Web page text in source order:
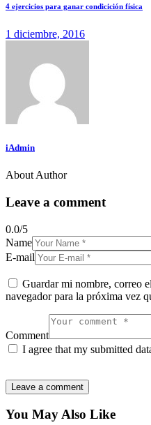
4 ejercicios para ganar condicición física
1 diciembre, 2016
iAdmin
About Author
Leave a comment
0.0/5
Name
E-mail
Guardar mi nombre, correo
navegador para la próxima vez
Comment
I agree that my submitted
You May Also Like